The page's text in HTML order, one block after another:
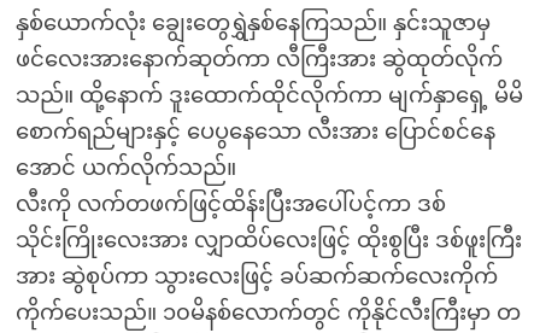
နှစ်ယောက်လုံး ချွေးတွေရွှဲနှစ်နေကြသည်။ နှင်းသူဇာမှ
ဖင်လေးအားနောက်ဆုတ်ကာ လီကြီးအား ဆွဲထုတ်လိုက်
သည်။ ထို့နောက် ဒူးထောက်ထိုင်လိုက်ကာ မျက်နှာရှေ့ မိမိ
စောက်ရည်များနှင့် ပေပွနေသော လီးအား ပြောင်စင်နေ
အောင် ယက်လိုက်သည်။
လီးကို လက်တဖက်ဖြင့်ထိန်းပြီးအပေါ်ပင့်ကာ ဒစ်
သိုင်းကြိုးလေးအား လျှာထိပ်လေးဖြင့် ထိုးစွပြီး ဒစ်ဖူးကြီး
အား ဆွဲစုပ်ကာ သွားလေးဖြင့် ခပ်ဆက်ဆက်လေးကိုက်
ကိုက်ပေးသည်။ ၁၀မိနစ်လောက်တွင် ကိုနိုင်လီးကြီးမှာ တ